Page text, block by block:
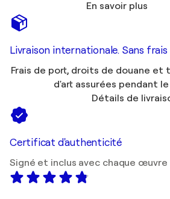
En savoir plus
Livraison internationale. Sans
Frais de port, droits de douane et
d'art assurées pendant
Détails de
Certificat d'authenticité
Signé et inclus avec chaque œuvre